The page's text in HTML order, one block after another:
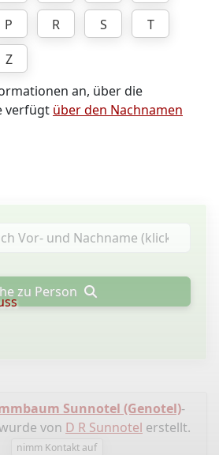
P R S
T
Z
an, über die
verfügt über den Nachnamen
zu Person
Sunnotel (Genotel)-
von D R Sunnotel erstellt.
nimm Kontakt auf